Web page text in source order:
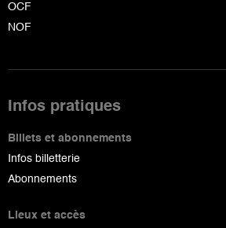
OCF
NOF
Infos pratiques
Billets et abonnements
Infos billetterie
Abonnements
Lieux et accès